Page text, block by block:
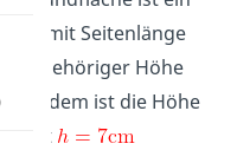
mit Seitenlänge
zugehöriger Höhe
ist die Höhe
mit